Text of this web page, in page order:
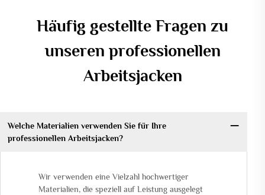
Häufig gestellte Fragen zu
unseren professionellen
Arbeitsjacken
Welche Materialien verwenden Sie für Ihre
professionellen Arbeitsjacken?
Wir verwenden eine Vielzahl hochwertiger
Materialien, die speziell auf Leistung ausgelegt